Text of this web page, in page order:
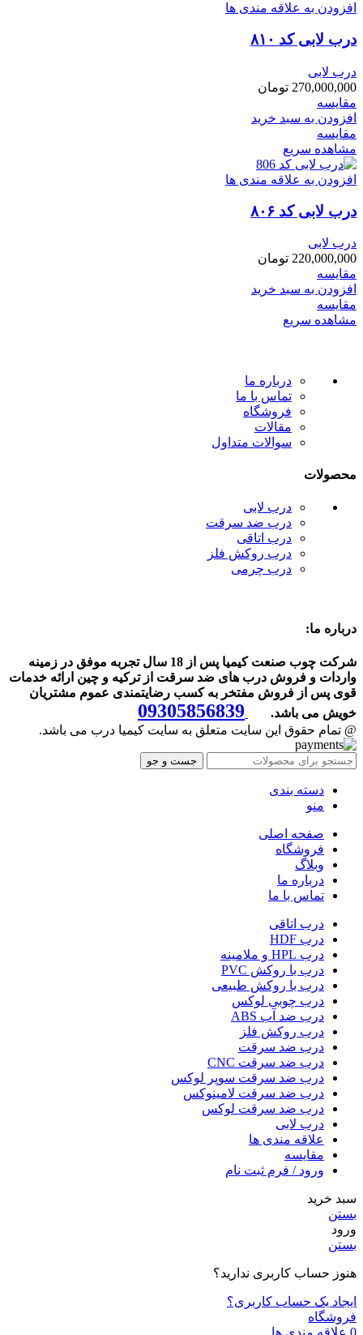
افزودن به علاقه مندی ها
درب لابی کد ۸۱۰
درب لابی
270,000,000 تومان
مقایسه
افزودن به سبد خرید
مقایسه
مشاهده سریع
افزودن به علاقه مندی ها
درب لابی کد ۸۰۶
درب لابی
220,000,000 تومان
مقایسه
افزودن به سبد خرید
مقایسه
مشاهده سریع
درباره ما
تماس با ما
فروشگاه
مقالات
سوالات متداول
محصولات
درب لابی
درب ضد سرقت
درب اتاقی
درب روکش فلز
درب چرمی
درباره ما:
شرکت چوب صنعت کیمیا پس از 18 سال تجربه موفق در زمینه
واردات و فروش درب های ضد سرقت از ترکیه و چین ارائه خدمات
قوی پس از فروش مفتخر به کسب رضایتمندی عموم مشتریان
خویش می باشد.
09305856839
@ تمام حقوق این سایت متعلق به سایت کیمیا درب می باشد.
جست و جو
دسته بندی
منو
صفحه اصلی
فروشگاه
وبلاگ
درباره ما
تماس با ما
درب اتاقی
درب HDF
درب HPL و ملامینه
درب با روکش PVC
درب با روکش طبیعی
درب چوبی لوکس
درب ضد آب ABS
درب روکش فلز
درب ضد سرقت
درب ضد سرقت CNC
درب ضد سرقت سوپر لوکس
درب ضد سرقت لامینوکس
درب ضد سرقت لوکس
درب لابی
علاقه مندی ها
مقایسه
ورود / فرم ثبت نام
سبد خرید
بستن
ورود
بستن
هنوز حساب کاربری ندارید؟
ایجاد یک حساب کاربری؟
فروشگاه
0 علاقه مندی ها